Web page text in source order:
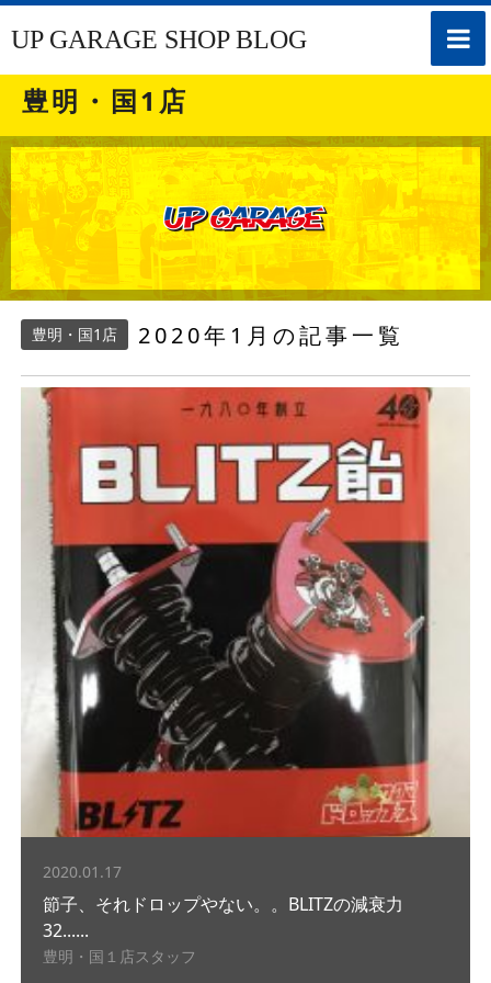
toggle
UP GARAGE SHOP BLOG
豊明・国1店
豊明・国1店 2020年1月の記事一覧
2020.01.17
節子、それドロップやない。。BLITZの減衰力
32......
豊明・国１店スタッフ